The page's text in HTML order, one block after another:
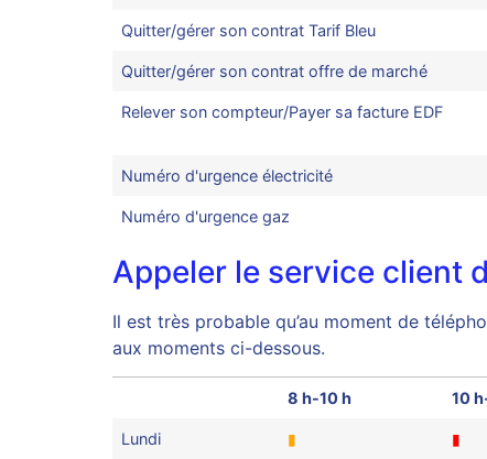
Quitter/gérer son contrat Tarif Bleu
Quitter/gérer son contrat offre de marché
Relever son compteur/Payer sa facture EDF
Numéro d'urgence électricité
Numéro d'urgence gaz
Appeler le service client
Il est très probable qu’au moment de
aux moments ci-dessous.
8 h-10 h 10
Lundi ▮ ▮